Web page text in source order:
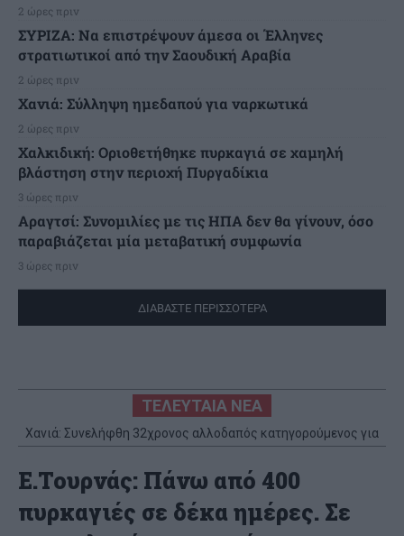
2 ώρες πριν
ΣΥΡΙΖΑ: Να επιστρέψουν άμεσα οι Έλληνες
στρατιωτικοί από την Σαουδική Αραβία
2 ώρες πριν
Χανιά: Σύλληψη ημεδαπού για ναρκωτικά
2 ώρες πριν
Χαλκιδική: Οριοθετήθηκε πυρκαγιά σε χαμηλή
βλάστηση στην περιοχή Πυργαδίκια
3 ώρες πριν
Αραγτσί: Συνομιλίες με τις ΗΠΑ δεν θα γίνουν, όσο
παραβιάζεται μία μεταβατική συμφωνία
3 ώρες πριν
ΔΙΑΒΑΣΤΕ ΠΕΡΙΣΣΟΤΕΡΑ